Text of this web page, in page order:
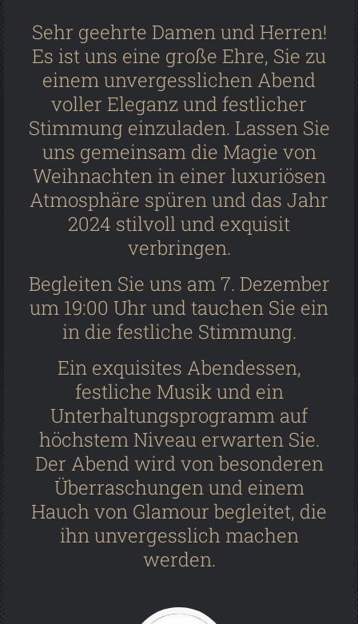
Sehr geehrte Damen und Herren!
Es ist uns eine große Ehre, Sie zu
einem unvergesslichen Abend
voller Eleganz und festlicher
Stimmung einzuladen. Lassen Sie
uns gemeinsam die Magie von
Weihnachten in einer luxuriösen
Atmosphäre spüren und das Jahr
2024 stilvoll und exquisit
verbringen.
Begleiten Sie uns am 7. Dezember
um 19:00 Uhr und tauchen Sie ein
in die festliche Stimmung.
Ein exquisites Abendessen,
festliche Musik und ein
Unterhaltungsprogramm auf
höchstem Niveau erwarten Sie.
Der Abend wird von besonderen
Überraschungen und einem
Hauch von Glamour begleitet, die
ihn unvergesslich machen
werden.